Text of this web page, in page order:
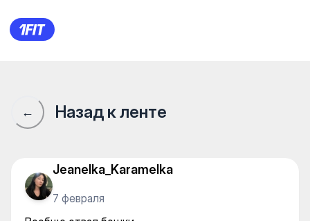
Вообще отвал бошки
← Назад к ленте
Jeanelka_Karamelka
7 февраля